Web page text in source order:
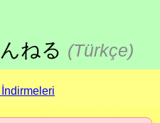
ねる (Türkçe)